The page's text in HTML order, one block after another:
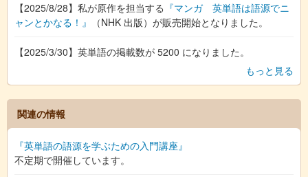
【2025/8/28】私が原作を担当する 『マンガ 英単語は語源でニ
ャンとかなる！』
（NHK 出版）が販売開始となりました。
【2025/3/30】英単語の掲載数が 5200 になりました。
もっと見る
関連の情報
『英単語の語源を学ぶための入門講座』
不定期で開催しています。